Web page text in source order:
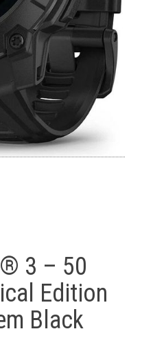
3 – 50
Edition
Black